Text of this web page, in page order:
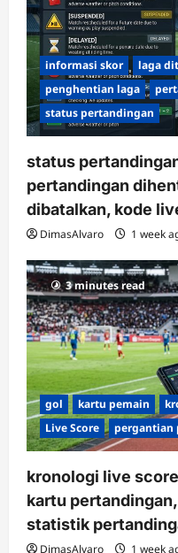
informasi skor laga
penghentian laga
status pertandingan
status
pertandingan
dibatalkan, kode
DimasAlvaro 1 week
3 minutes read
gol kartu pemain
Live Score
pergantian
kronologi live
kartu
statistik
DimasAlvaro 1 week